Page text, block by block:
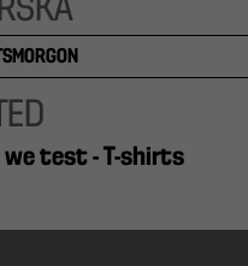
we test - T-shirts